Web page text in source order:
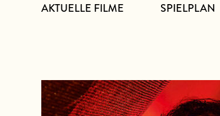
AKTUELLE FILME
SPIELPLAN